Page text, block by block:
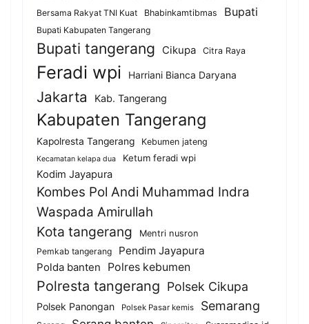
Bersama Rakyat TNI Kuat Bhabinkamtibmas Bupati
Bupati Kabupaten Tangerang
Bupati tangerang Cikupa Citra Raya
Feradi wpi Harriani Bianca Daryana
Jakarta Kab. Tangerang
Kabupaten Tangerang
Kapolresta Tangerang Kebumen jateng
Kecamatan kelapa dua Ketum feradi wpi
Kodim Jayapura
Kombes Pol Andi Muhammad Indra
Waspada Amirullah
Kota tangerang
Mentri nusron
Pemkab tangerang
Pendim Jayapura
Polda banten
Polres kebumen
Polresta tangerang Polsek Cikupa
Polsek Panongan Polsek Pasar kemis Semarang